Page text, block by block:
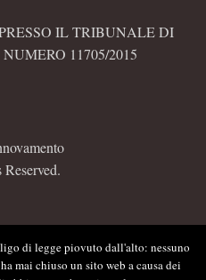
IL TRIBUNALE DI
11705/2015
di legge piovuto dall'alto: nessuno
mai chiuso un sito web a causa dei